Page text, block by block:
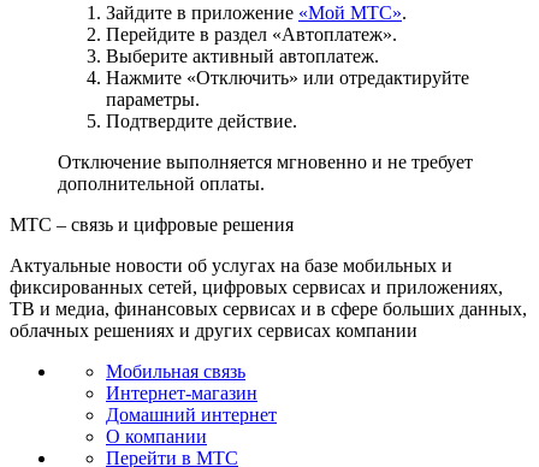
Зайдите в приложение «Мой МТС».
Перейдите в раздел «Автоплатеж».
Выберите активный автоплатеж.
Нажмите «Отключить» или отредактируйте
параметры.
Подтвердите действие.
Отключение выполняется мгновенно и не требует
дополнительной оплаты.
МТС – связь и цифровые решения
Актуальные новости об услугах на базе мобильных и
фиксированных сетей, цифровых сервисах и приложениях,
ТВ и медиа, финансовых сервисах и в сфере больших данных,
облачных решениях и других сервисах компании
Мобильная связь
Интернет-магазин
Домашний интернет
О компании
Перейти в МТС